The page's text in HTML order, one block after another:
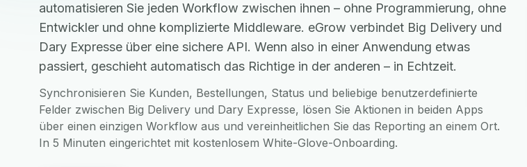
automatisieren Sie jeden Workflow zwischen ihnen – ohne Programmierung, ohne
Entwickler und ohne komplizierte Middleware. eGrow verbindet Big Delivery und
Dary Expresse über eine sichere API. Wenn also in einer Anwendung etwas
passiert, geschieht automatisch das Richtige in der anderen – in Echtzeit.
Synchronisieren Sie Kunden, Bestellungen, Status und beliebige benutzerdefinierte
Felder zwischen Big Delivery und Dary Expresse, lösen Sie Aktionen in beiden Apps
über einen einzigen Workflow aus und vereinheitlichen Sie das Reporting an einem Ort.
In 5 Minuten eingerichtet mit kostenlosem White-Glove-Onboarding.